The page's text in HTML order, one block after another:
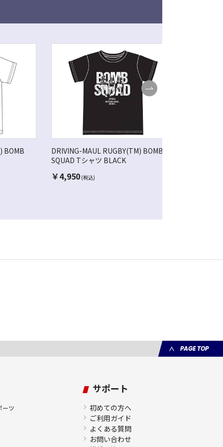
BOMB
DRIVING-MAUL RUGBY(TM) BOMB
SQUAD Tシャツ BLACK
￥4,950 (税込)
PAGE TOP
ーツ
サポート
初めての方へ
ご利用ガイド
よくある質問
お問い合わせ